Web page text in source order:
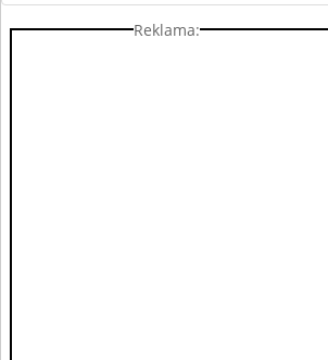
Reklama: